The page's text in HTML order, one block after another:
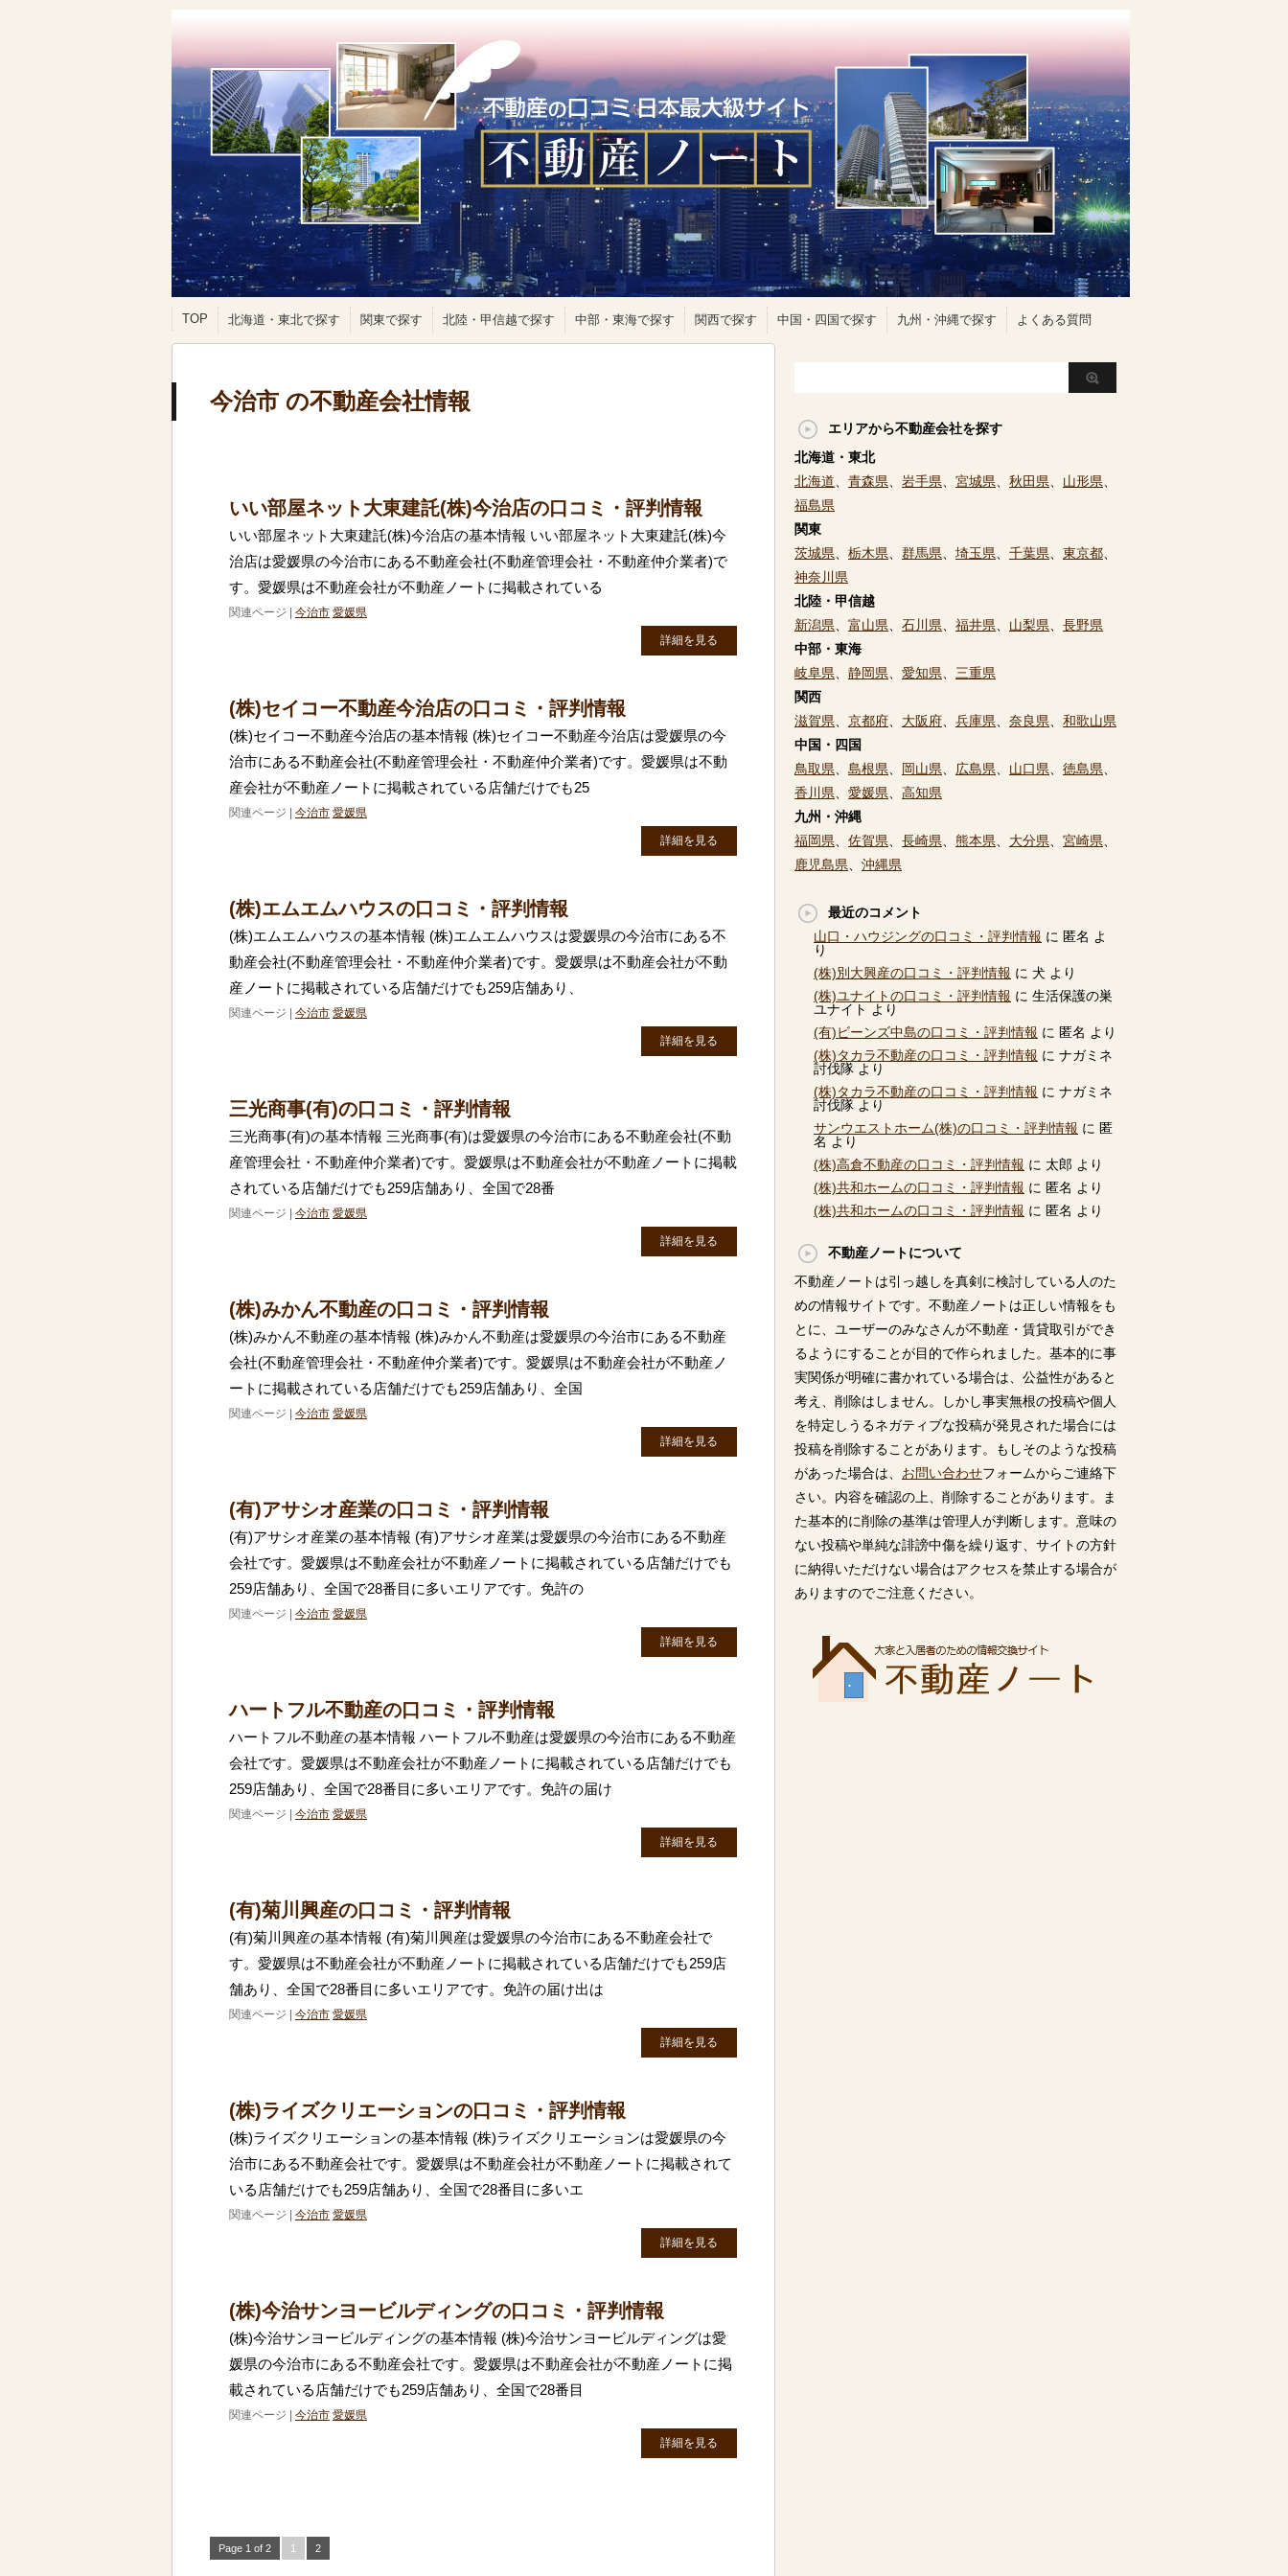
TOP 北海道・東北で探す 関東で探す 北陸・甲信越で探す 中部・東海で探す 関西で探す 中国・四国で探す 九州・沖縄で探す よくある質問
今治市 の不動産会社情報
いい部屋ネット大東建託(株)今治店の口コミ・評判情報
いい部屋ネット大東建託(株)今治店の基本情報 いい部屋ネット大東建託(株)今
治店は愛媛県の今治市にある不動産会社(不動産管理会社・不動産仲介業者)で
す。愛媛県は不動産会社が不動産ノートに掲載されている
関連ページ | 今治市 愛媛県
詳細を見る
(株)セイコー不動産今治店の口コミ・評判情報
(株)セイコー不動産今治店の基本情報 (株)セイコー不動産今治店は愛媛県の今
治市にある不動産会社(不動産管理会社・不動産仲介業者)です。愛媛県は不動
産会社が不動産ノートに掲載されている店舗だけでも25
関連ページ | 今治市 愛媛県
詳細を見る
(株)エムエムハウスの口コミ・評判情報
(株)エムエムハウスの基本情報 (株)エムエムハウスは愛媛県の今治市にある不
動産会社(不動産管理会社・不動産仲介業者)です。愛媛県は不動産会社が不動
産ノートに掲載されている店舗だけでも259店舗あり、
関連ページ | 今治市 愛媛県
詳細を見る
三光商事(有)の口コミ・評判情報
三光商事(有)の基本情報 三光商事(有)は愛媛県の今治市にある不動産会社(不動
産管理会社・不動産仲介業者)です。愛媛県は不動産会社が不動産ノートに掲載
されている店舗だけでも259店舗あり、全国で28番
関連ページ | 今治市 愛媛県
詳細を見る
(株)みかん不動産の口コミ・評判情報
(株)みかん不動産の基本情報 (株)みかん不動産は愛媛県の今治市にある不動産
会社(不動産管理会社・不動産仲介業者)です。愛媛県は不動産会社が不動産ノ
ートに掲載されている店舗だけでも259店舗あり、全国
関連ページ | 今治市 愛媛県
詳細を見る
(有)アサシオ産業の口コミ・評判情報
(有)アサシオ産業の基本情報 (有)アサシオ産業は愛媛県の今治市にある不動産
会社です。愛媛県は不動産会社が不動産ノートに掲載されている店舗だけでも
259店舗あり、全国で28番目に多いエリアです。免許の
関連ページ | 今治市 愛媛県
詳細を見る
ハートフル不動産の口コミ・評判情報
ハートフル不動産の基本情報 ハートフル不動産は愛媛県の今治市にある不動産
会社です。愛媛県は不動産会社が不動産ノートに掲載されている店舗だけでも
259店舗あり、全国で28番目に多いエリアです。免許の届け
関連ページ | 今治市 愛媛県
詳細を見る
(有)菊川興産の口コミ・評判情報
(有)菊川興産の基本情報 (有)菊川興産は愛媛県の今治市にある不動産会社で
す。愛媛県は不動産会社が不動産ノートに掲載されている店舗だけでも259店
舗あり、全国で28番目に多いエリアです。免許の届け出は
関連ページ | 今治市 愛媛県
詳細を見る
(株)ライズクリエーションの口コミ・評判情報
(株)ライズクリエーションの基本情報 (株)ライズクリエーションは愛媛県の今
治市にある不動産会社です。愛媛県は不動産会社が不動産ノートに掲載されて
いる店舗だけでも259店舗あり、全国で28番目に多いエ
関連ページ | 今治市 愛媛県
詳細を見る
(株)今治サンヨービルディングの口コミ・評判情報
(株)今治サンヨービルディングの基本情報 (株)今治サンヨービルディングは愛
媛県の今治市にある不動産会社です。愛媛県は不動産会社が不動産ノートに掲
載されている店舗だけでも259店舗あり、全国で28番目
関連ページ | 今治市 愛媛県
詳細を見る
Page 1 of 2 1 2
エリアから不動産会社を探す
北海道・東北
北海道
青森県 岩手県 宮城県 秋田県 山形県
福島県
関東
茨城県
栃木県 群馬県 埼玉県 千葉県 東京都
神奈川県
北陸・甲信越
新潟県
富山県 石川県 福井県 山梨県
長野県
中部・東海
岐阜県
静岡県 愛知県
三重県
関西
滋賀県
京都府 大阪府 兵庫県 奈良県
和歌山県
中国・四国
鳥取県
島根県 岡山県 広島県 山口県 徳島県
香川県
愛媛県
高知県
九州・沖縄
福岡県
佐賀県 長崎県 熊本県 大分県 宮崎県
鹿児島県
沖縄県
最近のコメント
山口・ハウジングの口コミ・評判情報 に 匿名 よ
り
(株)別大興産の口コミ・評判情報 に 犬 より
(株)ユナイトの口コミ・評判情報 に 生活保護の巣
ユナイト より
(有)ビーンズ中島の口コミ・評判情報 に 匿名 より
(株)タカラ不動産の口コミ・評判情報 に ナガミネ
討伐隊 より
(株)タカラ不動産の口コミ・評判情報 に ナガミネ
討伐隊 より
サンウエストホーム(株)の口コミ・評判情報 に 匿
名 より
(株)高倉不動産の口コミ・評判情報 に 太郎 より
(株)共和ホームの口コミ・評判情報 に 匿名 より
(株)共和ホームの口コミ・評判情報 に 匿名 より
不動産ノートについて
不動産ノートは引っ越しを真剣に検討している人のた
めの情報サイトです。不動産ノートは正しい情報をも
とに、ユーザーのみなさんが不動産・賃貸取引ができ
るようにすることが目的で作られました。基本的に事
実関係が明確に書かれている場合は、公益性があると
考え、削除はしません。しかし事実無根の投稿や個人
を特定しうるネガティブな投稿が発見された場合には
投稿を削除することがあります。もしそのような投稿
があった場合は、 お問い合わせフォームからご連絡下
さい。内容を確認の上、削除することがあります。ま
た基本的に削除の基準は管理人が判断します。意味の
ない投稿や単純な誹謗中傷を繰り返す、サイトの方針
に納得いただけない場合はアクセスを禁止する場合が
ありますのでご注意ください。